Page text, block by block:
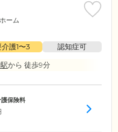
ーム
介護1〜3
認知症可
から 徒歩9分
保険料